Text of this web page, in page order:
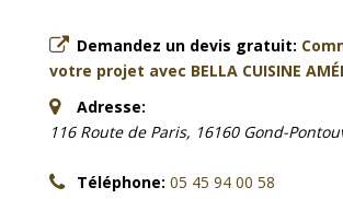
Demandez un devis gratuit:
votre projet avec BELLA CUISINE
Adresse:
116 Route de Paris, 16160 Gond-
Téléphone: 05 45 94 00 58